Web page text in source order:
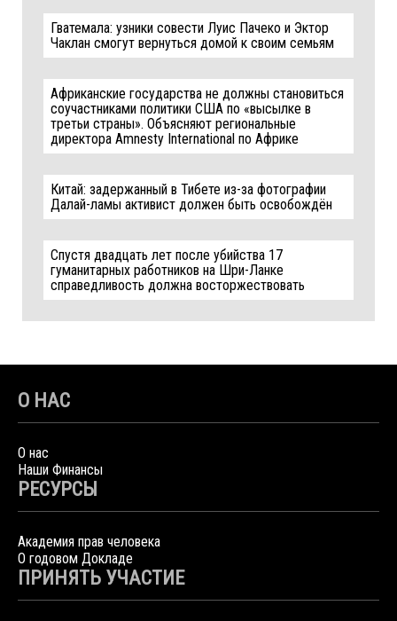
Гватемала: узники совести Луис Пачеко и Эктор
Чаклан смогут вернуться домой к своим семьям
Африканские государства не должны становиться
соучастниками политики США по «высылке в
третьи страны». Объясняют региональные
директора Amnesty International по Африке
Китай: задержанный в Тибете из-за фотографии
Далай-ламы активист должен быть освобождён
Спустя двадцать лет после убийства 17
гуманитарных работников на Шри-Ланке
справедливость должна восторжествовать
О НАС
О нас
Наши Финансы
РЕСУРСЫ
Академия прав человека
О годовом Докладе
ПРИНЯТЬ УЧАСТИЕ